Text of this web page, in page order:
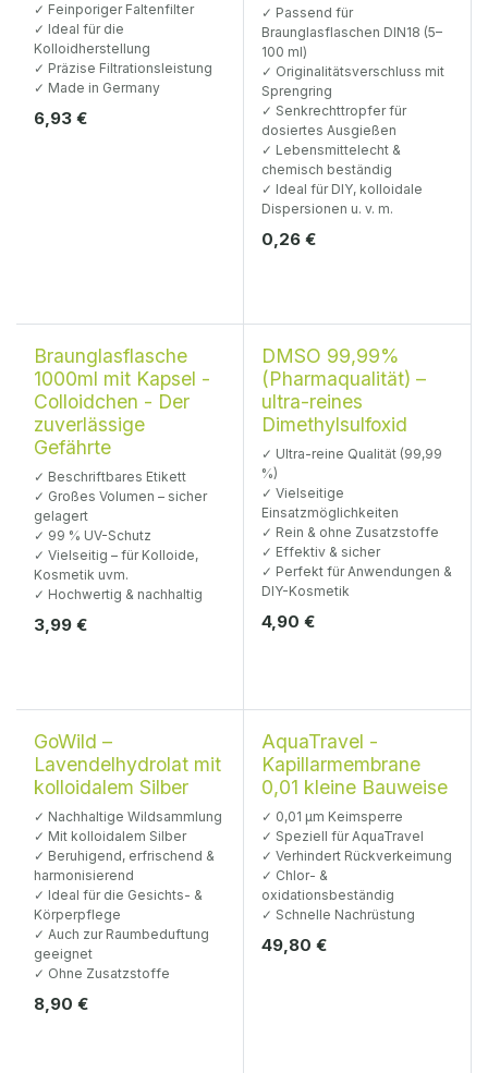
✓ Feinporiger Faltenfilter
✓ Ideal für die
Kolloidherstellung
✓ Präzise Filtrationsleistung
✓ Made in Germany
6,93 €
✓ Passend für
Braunglasflaschen DIN18 (5–
100 ml)
✓ Originalitätsverschluss mit
Sprengring
✓ Senkrechttropfer für
dosiertes Ausgießen
✓ Lebensmittelecht &
chemisch beständig
✓ Ideal für DIY, kolloidale
Dispersionen u. v. m.
0,26€
Beschriftbar
Braunglasflasche
1000ml mit Kapsel -
Colloidchen - Der
zuverlässige
Gefährte
✓ Beschriftbares Etikett
✓ Großes Volumen – sicher
gelagert
✓ 99 % UV-Schutz
✓ Vielseitig – für Kolloide,
Kosmetik uvm.
✓ Hochwertig & nachhaltig
3,99 €
DMSO 99,99%
(Pharmaqualität) –
ultra-reines
Dimethylsulfoxid
✓ Ultra-reine Qualität (99,99
%)
✓ Vielseitige
Einsatzmöglichkeiten
✓ Rein & ohne Zusatzstoffe
✓ Effektiv & sicher
✓ Perfekt für Anwendungen &
DIY-Kosmetik
4,90 €
GoWild –
Lavendelhydrolat mit
kolloidalem Silber
✓ Nachhaltige Wildsammlung
✓ Mit kolloidalem Silber
✓ Beruhigend, erfrischend &
harmonisierend
✓ Ideal für die Gesichts- &
Körperpflege
✓ Auch zur Raumbeduftung
geeignet
✓ Ohne Zusatzstoffe
8,90 €
AquaTravel -
Kapillarmembrane
0,01 kleine Bauweise
✓ 0,01 µm Keimsperre
✓ Speziell für AquaTravel
✓ Verhindert Rückverkeimung
✓ Chlor- &
oxidationsbeständig
✓ Schnelle Nachrüstung
49,80 €